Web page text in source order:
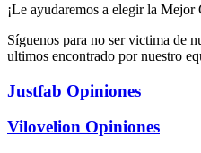
¡Le ayudaremos a elegir la Mejor
Síguenos para no ser victima de
ultimos encontrado por nuestro
Justfab Opiniones
Vilovelion Opiniones